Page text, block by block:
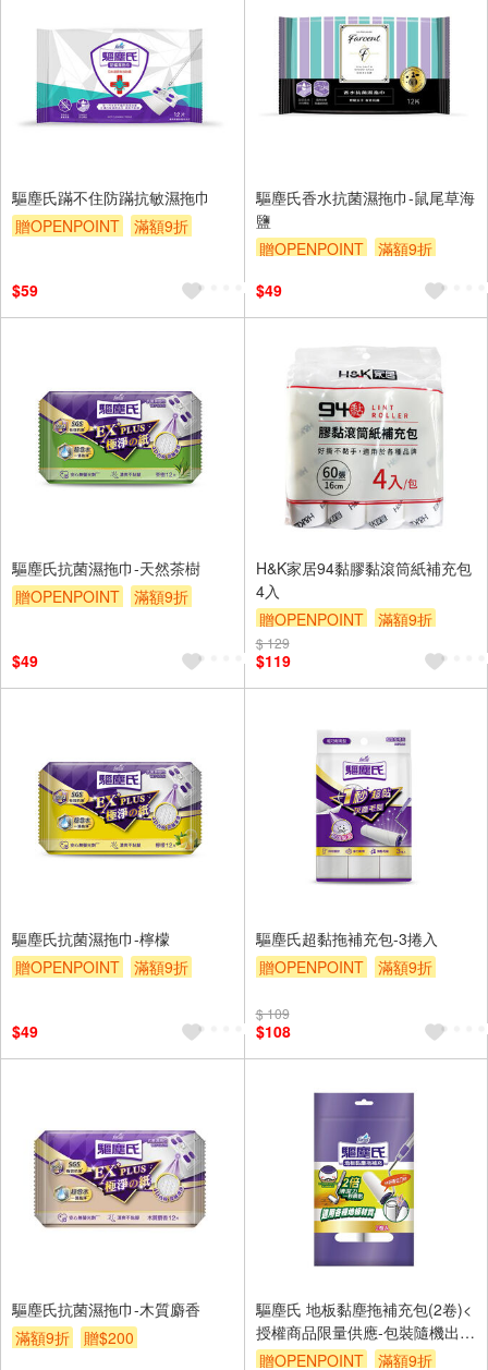
驅塵氏蹣不住防蹣抗敏濕拖巾
贈OPENPOINT
滿額9折
$59
驅塵氏香水抗菌濕拖巾-鼠尾草海
鹽
贈OPENPOINT
滿額9折
$49
驅塵氏抗菌濕拖巾-天然茶樹
贈OPENPOINT
滿額9折
$49
H&K家居94黏膠黏滾筒紙補充包
4入
贈OPENPOINT
滿額9折
贈$200
$ 129
$119
驅塵氏抗菌濕拖巾-檸檬
贈OPENPOINT
滿額9折
$49
驅塵氏超黏拖補充包-3捲入
贈OPENPOINT
滿額9折
$ 109
$108
驅塵氏抗菌濕拖巾-木質麝香
滿額9折
贈$200
驅塵氏 地板黏塵拖補充包(2卷)<
授權商品限量供應-包裝隨機出貨
>贈OPENPOINT 滿額9折